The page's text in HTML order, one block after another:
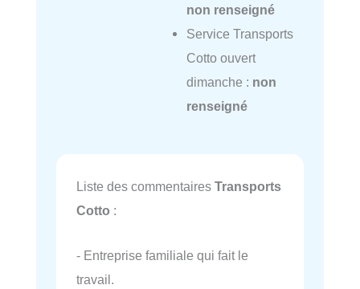
non renseigné
Service Transports
Cotto ouvert
dimanche : non
renseigné
Liste des commentaires Transports
Cotto :
- Entreprise familiale qui fait le
travail.